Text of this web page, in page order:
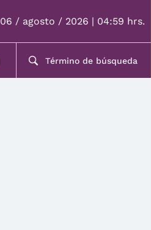
06 / agosto / 2026 | 04:59 hrs.